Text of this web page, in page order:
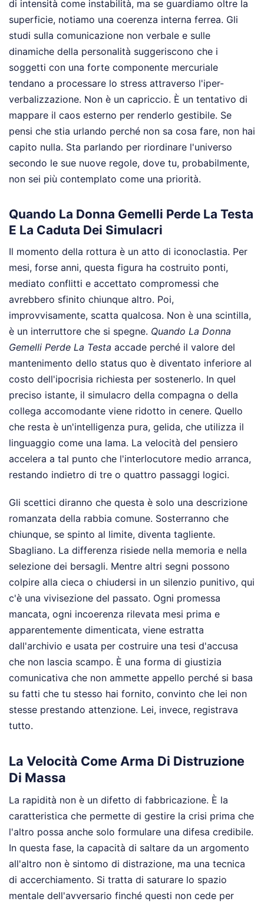
di intensità come instabilità, ma se guardiamo oltre la
superficie, notiamo una coerenza interna ferrea. Gli
studi sulla comunicazione non verbale e sulle
dinamiche della personalità suggeriscono che i
soggetti con una forte componente mercuriale
tendano a processare lo stress attraverso l'iper-
verbalizzazione. Non è un capriccio. È un tentativo di
mappare il caos esterno per renderlo gestibile. Se
pensi che stia urlando perché non sa cosa fare, non hai
capito nulla. Sta parlando per riordinare l'universo
secondo le sue nuove regole, dove tu, probabilmente,
non sei più contemplato come una priorità.
Quando La Donna Gemelli Perde La Testa
E La Caduta Dei Simulacri
Il momento della rottura è un atto di iconoclastia. Per
mesi, forse anni, questa figura ha costruito ponti,
mediato conflitti e accettato compromessi che
avrebbero sfinito chiunque altro. Poi,
improvvisamente, scatta qualcosa. Non è una scintilla,
è un interruttore che si spegne. Quando La Donna
Gemelli Perde La Testa accade perché il valore del
mantenimento dello status quo è diventato inferiore al
costo dell'ipocrisia richiesta per sostenerlo. In quel
preciso istante, il simulacro della compagna o della
collega accomodante viene ridotto in cenere. Quello
che resta è un'intelligenza pura, gelida, che utilizza il
linguaggio come una lama. La velocità del pensiero
accelera a tal punto che l'interlocutore medio arranca,
restando indietro di tre o quattro passaggi logici.
Gli scettici diranno che questa è solo una descrizione
romanzata della rabbia comune. Sosterranno che
chiunque, se spinto al limite, diventa tagliente.
Sbagliano. La differenza risiede nella memoria e nella
selezione dei bersagli. Mentre altri segni possono
colpire alla cieca o chiudersi in un silenzio punitivo, qui
c'è una vivisezione del passato. Ogni promessa
mancata, ogni incoerenza rilevata mesi prima e
apparentemente dimenticata, viene estratta
dall'archivio e usata per costruire una tesi d'accusa
che non lascia scampo. È una forma di giustizia
comunicativa che non ammette appello perché si basa
su fatti che tu stesso hai fornito, convinto che lei non
stesse prestando attenzione. Lei, invece, registrava
tutto.
La Velocità Come Arma Di Distruzione
Di Massa
La rapidità non è un difetto di fabbricazione. È la
caratteristica che permette di gestire la crisi prima che
l'altro possa anche solo formulare una difesa credibile.
In questa fase, la capacità di saltare da un argomento
all'altro non è sintomo di distrazione, ma una tecnica
di accerchiamento. Si tratta di saturare lo spazio
mentale dell'avversario finché questi non cede per